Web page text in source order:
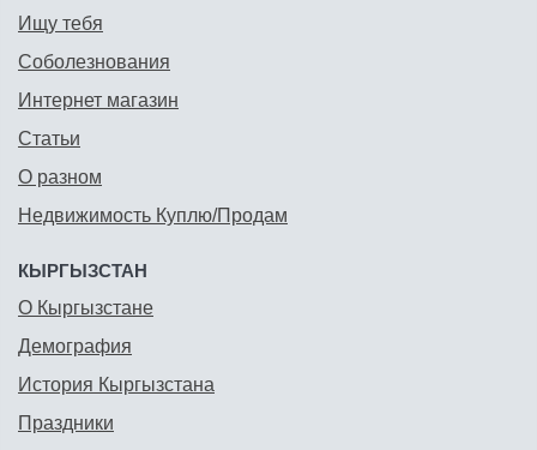
Ищу тебя
Соболезнования
Интернет магазин
Статьи
О разном
Недвижимость Куплю/Продам
КЫРГЫЗСТАН
О Кыргызстане
Демография
История Кыргызстана
Праздники